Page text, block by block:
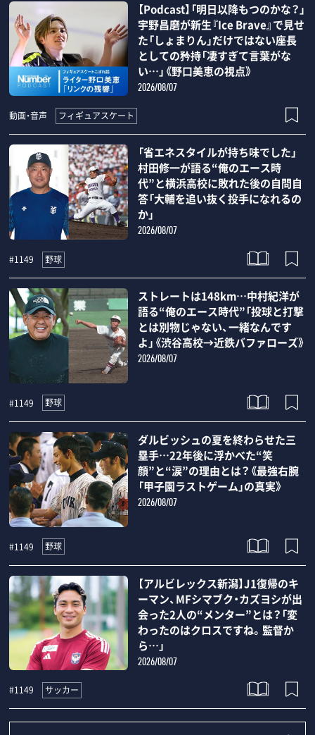
【Podcast】「明日以降もつのかな？」
宇野昌磨が新生『Ice Brave』で見せ
た「しょまりん」だけではない座長
としての矜持「凄すぎて言葉がな
い…」《野口美恵の視点》
2026/08/07
動画・音声 フィギュアスケート
「省エネスタイルが持ち味でした」
村田修一が語る“俺のエース時
代”と横浜高校に敗れた後の自問自
答「大輔を追い抜く投手になれるの
か」
2026/08/07
#1149 野球
ストレートは148km…中村紀洋が
語る“俺のエース時代”「投球と打撃
とは別物じゃない、一緒なんです
よ」《渋谷高校→近鉄バファローズ》
2026/08/07
#1149 野球
ダルビッシュの夏を終わらせた三
塁手…22年後に浮かべた“笑
顔”と“涙”の理由とは？《最強右腕
「甲子園ラストゲーム」の真実》
2026/08/07
#1149 野球
【アルビレックス新潟】J1復帰のキ
ーマン、MFシマブク・カズヨシが出
会った2人の“メンター”とは？「変
わったのはクロスですね。監督か
ら…」
2026/08/07
#1149 サッカー